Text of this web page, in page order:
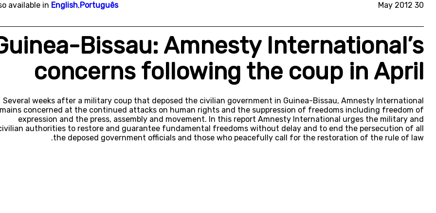
30 May 2012
available in English,Português
Bissau: Amnesty International’s
concerns following the coup in April
Several weeks after a military coup that deposed the civilian government in Guinea-Bissau, Amnesty International
concerned at the continued attacks on human rights and the suppression of freedoms including freedom of
expression and the press, assembly and movement. In this report Amnesty International urges the military and
authorities to restore and guarantee fundamental freedoms without delay and to end the persecution of all
the deposed government officials and those who peacefully call for the restoration of the rule of law.